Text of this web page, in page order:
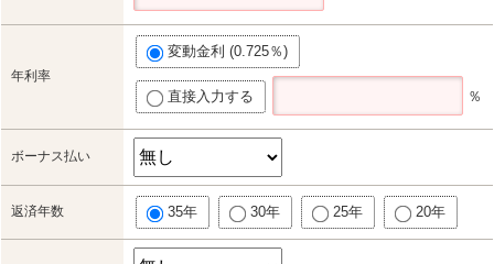
年利率
変動金利 (0.725％)
直接入力する ％
ボーナス払い
返済年数 35年 30年 25年 20年